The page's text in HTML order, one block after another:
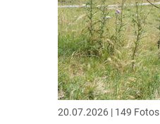
20.07.2026 | 149 Fotos